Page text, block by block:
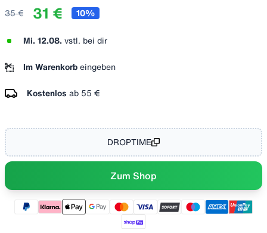
35 € 31 € 10%
Mi. 12.08. vstl. bei dir
Im Warenkorb eingeben
Kostenlos ab 55 €
DROPTIME
Zum Shop